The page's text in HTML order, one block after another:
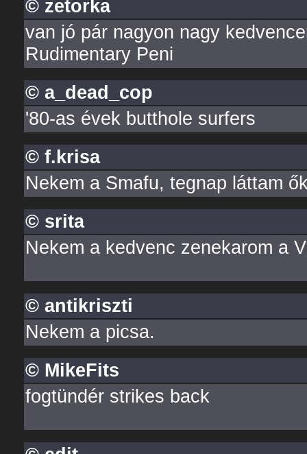
© zetorka
van jó pár nagyon nagy
Rudimentary Peni
© a_dead_cop
'80-as évek butthole surfers
© f.krisa
Nekem a Smafu, tegnap láttam
© srita
Nekem a kedvenc zenekarom a
© antikriszti
Nekem a picsa.
© MikeFits
fogtündér strikes back